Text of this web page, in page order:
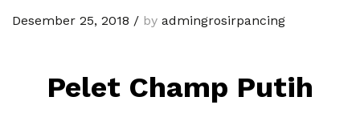
Desember 25, 2018 / by admingrosirpancing
Pelet Champ Putih